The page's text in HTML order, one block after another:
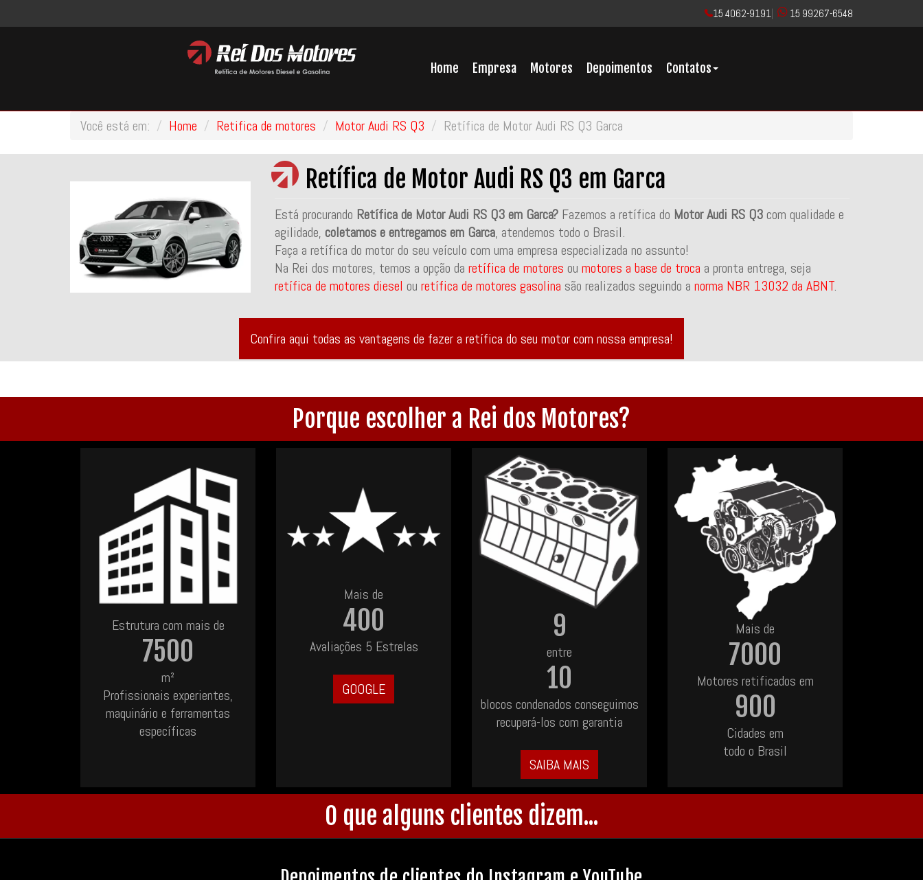
15 4062-9191 15 99267-6548
Home Empresa Motores Depoimentos Contatos
Você está em: Home Retifica de motores Motor Audi RS Q3 Retífica de Motor Audi RS Q3 Garca
Retífica de Motor Audi RS Q3 em Garca
Está procurando Retífica de Motor Audi RS Q3 em Garca?Fazemos a retífica do Motor Audi RS Q3com qualidade e
agilidade, coletamos e entregamos em Garca, atendemos todo o Brasil.
Faça a retífica do motor do seu veículo com uma empresa especializada no assunto!
Na Rei dos motores, temos a opção da retífica de motores ou motores a base de troca a pronta entrega, seja
retífica de motores diesel ou retífica de motores gasolina são realizados seguindo a norma NBR 13032 da ABNT.
Confira aqui todas as vantagens de fazer a retífica do seu motor com nossa empresa!
Porque escolher a Rei dos Motores?
Estrutura com mais de
7500
m²
Profissionais experientes,
maquinário e ferramentas
específicas
Mais de
400
Avaliações 5 Estrelas
GOOGLE
9
entre
10
blocos condenados conseguimos
recuperá-los com garantia
SAIBA MAIS
Mais de
7000
Motores retificados em
900
Cidades em
todo o Brasil
O que alguns clientes dizem...